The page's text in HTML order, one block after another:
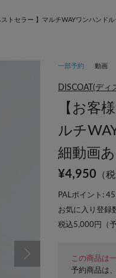
トセラー 】マルチWAYワンハンド
一部予約 動画
DISCOAT(ディ
【お客
ルチ
細動画あ
¥4,950 （
PALポイント:
お気に入り登録
税込5,000円（
この商品は
予約商品は、